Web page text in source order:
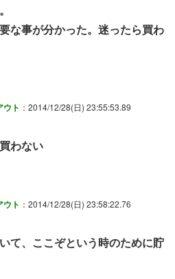
な事が分かった。迷ったら買わ
ウト ：2014/12/28(日) 23:55:53.89
わない
ウト ：2014/12/28(日) 23:58:22.76
て、ここぞという時のために貯